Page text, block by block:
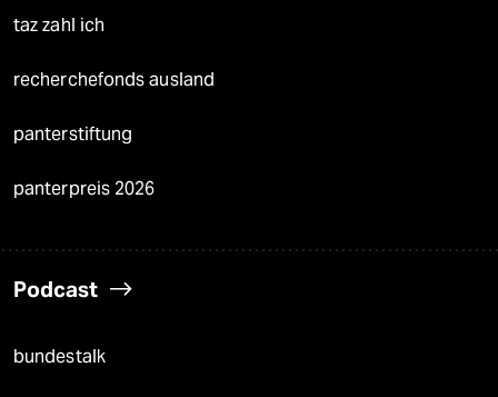
taz zahl ich
recherchefonds ausland
panterstiftung
panterpreis 2026
Podcast
bundestalk